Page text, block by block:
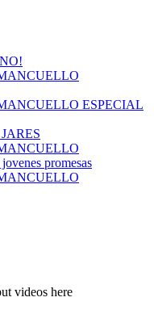
ESPECIAL
promesas
videos here